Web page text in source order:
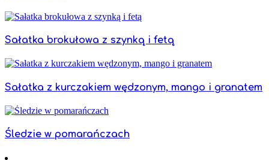
Sałatka brokułowa z szynką i fetą
Sałatka z kurczakiem wędzonym, mango i granatem
Śledzie w pomarańczach